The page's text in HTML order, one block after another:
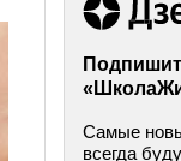
Самые
всегда